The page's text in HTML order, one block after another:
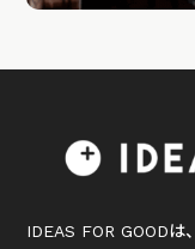
IDEAS FOR GOODは